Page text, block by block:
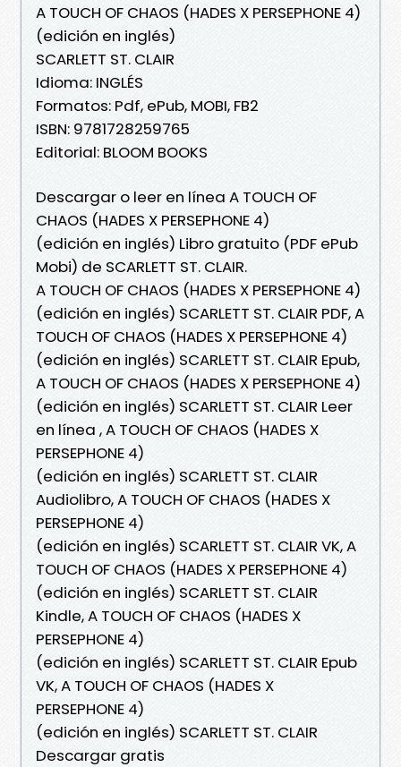
A TOUCH OF CHAOS (HADES X PERSEPHONE 4)
(edición en inglés)
SCARLETT ST. CLAIR
Idioma: INGLÉS
Formatos: Pdf, ePub, MOBI, FB2
ISBN: 9781728259765
Editorial: BLOOM BOOKS
Descargar o leer en línea A TOUCH OF
CHAOS (HADES X PERSEPHONE 4)
(edición en inglés) Libro gratuito (PDF ePub
Mobi) de SCARLETT ST. CLAIR.
A TOUCH OF CHAOS (HADES X PERSEPHONE 4)
(edición en inglés) SCARLETT ST. CLAIR PDF, A
TOUCH OF CHAOS (HADES X PERSEPHONE 4)
(edición en inglés) SCARLETT ST. CLAIR Epub,
A TOUCH OF CHAOS (HADES X PERSEPHONE 4)
(edición en inglés) SCARLETT ST. CLAIR Leer
en línea , A TOUCH OF CHAOS (HADES X
PERSEPHONE 4)
(edición en inglés) SCARLETT ST. CLAIR
Audiolibro, A TOUCH OF CHAOS (HADES X
PERSEPHONE 4)
(edición en inglés) SCARLETT ST. CLAIR VK, A
TOUCH OF CHAOS (HADES X PERSEPHONE 4)
(edición en inglés) SCARLETT ST. CLAIR
Kindle, A TOUCH OF CHAOS (HADES X
PERSEPHONE 4)
(edición en inglés) SCARLETT ST. CLAIR Epub
VK, A TOUCH OF CHAOS (HADES X
PERSEPHONE 4)
(edición en inglés) SCARLETT ST. CLAIR
Descargar gratis